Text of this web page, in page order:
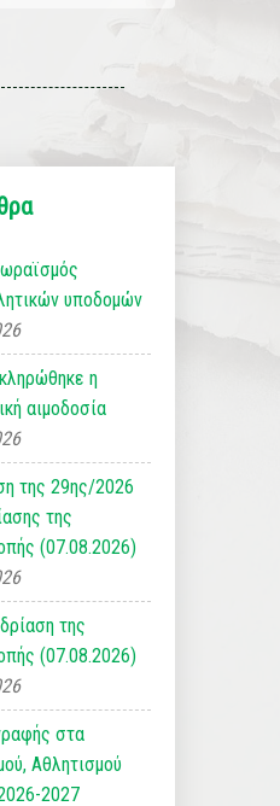
υποδομών
η
αιμοδοσία
της 29ης/2026
της
(07.08.2026)
της
(07.08.2026)
στα
Αθλητισμού
2027